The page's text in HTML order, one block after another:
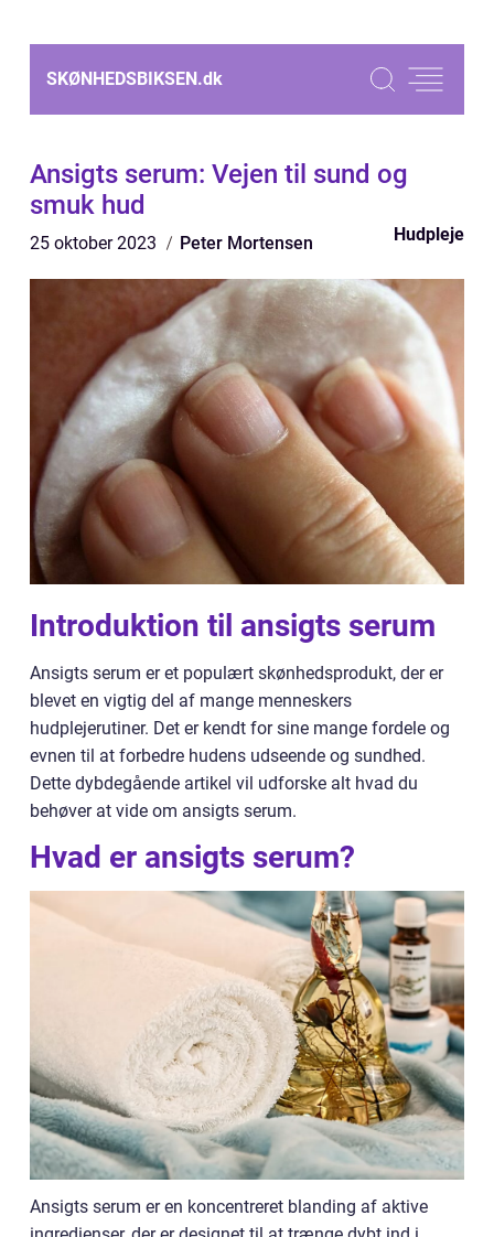
SKØNHEDSBIKSEN.dk
Ansigts serum: Vejen til sund og
smuk hud
25 oktober 2023 Peter Mortensen Hudpleje
Introduktion til ansigts serum
Ansigts serum er et populært skønhedsprodukt, der er
blevet en vigtig del af mange menneskers
hudplejerutiner. Det er kendt for sine mange fordele og
evnen til at forbedre hudens udseende og sundhed.
Dette dybdegående artikel vil udforske alt hvad du
behøver at vide om ansigts serum.
Hvad er ansigts serum?
Ansigts serum er en koncentreret blanding af aktive